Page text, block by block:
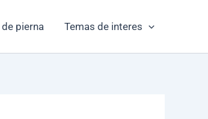
pierna Temas de interes